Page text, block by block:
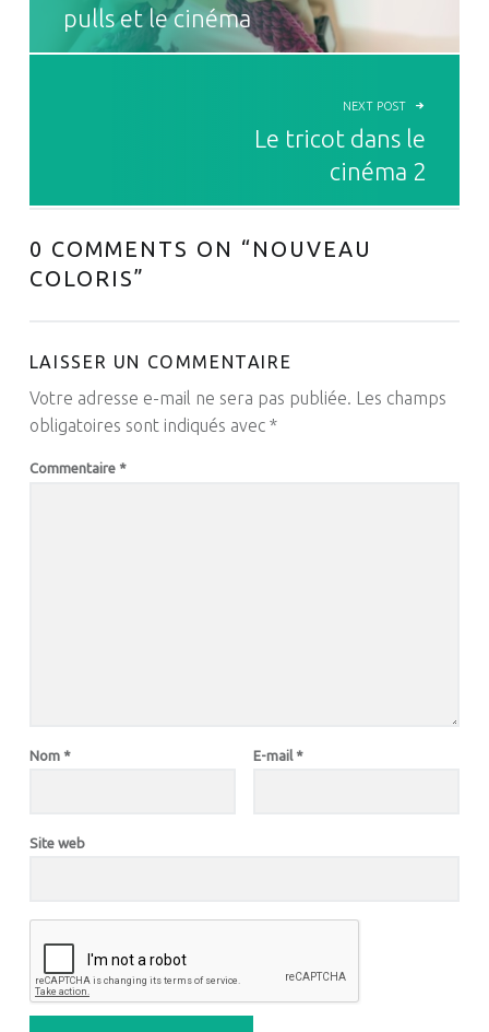
pulls et le cinéma
NEXT POST
Le tricot dans le
cinéma 2
0 COMMENTS ON “ NOUVEAU
COLORIS”
LAISSER UN COMMENTAIRE
Votre adresse e-mail ne sera pas publiée.
Les champs
obligatoires sont indiqués avec *
Commentaire *
Nom * E-mail *
Site web